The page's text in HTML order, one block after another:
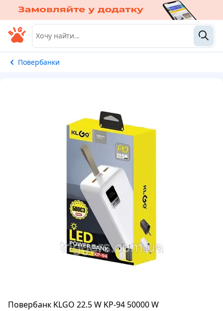
Повербанки
Повербанк KLGO 22.5 W KP-94 50000 W